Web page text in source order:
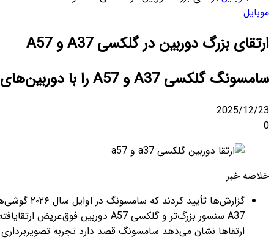
موبایل
ارتقای بزرگ دوربین در گلکسی A37 و A57
سامسونگ گلکسی A37 و A57 را با دوربین‌های ۵۰ مگاپیکسلی، فیلم‌برداری ۴K و پشتیبانی از Super HDR معرفی خواهد کرد.
2025/12/23
0
خلاصه خبر
ارتقاها نشان می‌دهد سامسونگ قصد دارد تجربه